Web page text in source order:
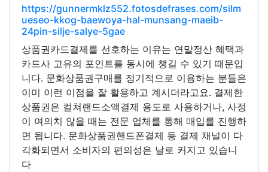
https://gunnermklz552.fotosdefrases.com/silm
ueseo-kkog-baewoya-hal-munsang-maeib-
24pin-silje-salye-5gae
상품권카드결제를 선호하는 이유는 연말정산 혜택과
카드사 고유의 포인트를 동시에 챙길 수 있기 때문입
니다. 문화상품권구매를 정기적으로 이용하는 분들은
이미 이런 이점을 잘 활용하고 계시더라고요. 결제한
상품권은 컬쳐랜드소액결제 용도로 사용하거나, 사정
이 여의치 않을 때는 전문 업체를 통해 매입를 진행하
면 됩니다. 문화상품권핸드폰결제 등 결제 채널이 다
각화되면서 소비자의 편의성은 날로 커지고 있습니
다